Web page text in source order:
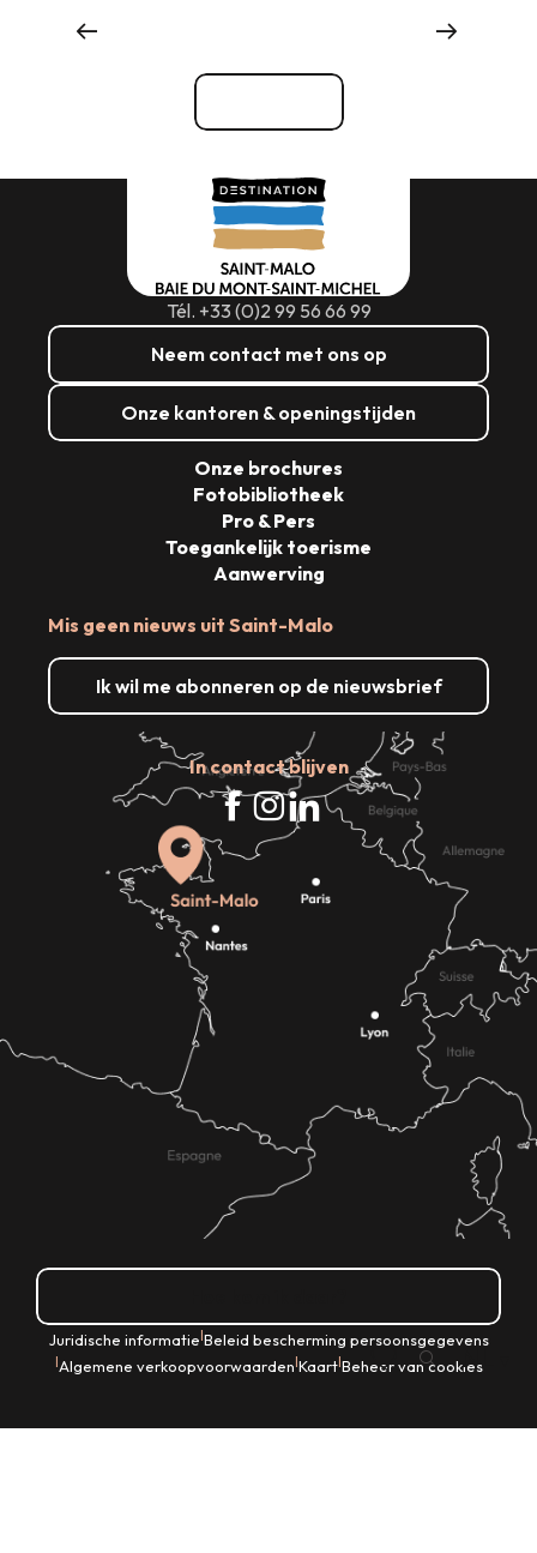
NL
Tél. +33 (0)2 99 56 66 99
Neem contact met ons op
Onze kantoren & openingstijden
Mis geen nieuws uit Saint-Malo
Ik wil me abonneren op de nieuwsbrief
In contact blijven
Onze brochures
Fotobibliotheek
Pro & Pers
Toegankelijk toerisme
Aanwerving
Juridische informatie|Beleid bescherming persoonsgegevens
|Algemene verkoopvoorwaarden|Kaart|Beheer van cookies